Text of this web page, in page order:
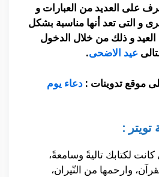
على العديد من العبارات و
و التى تعد أنها مناسبة بشكل
و ذلك من خلال الدخول
عيد الاضحى.
موقع تدوينات : دعاء يوم
تويتر :
لكتابك تاليةً وسامعةً،
وارحمها من النّيران،